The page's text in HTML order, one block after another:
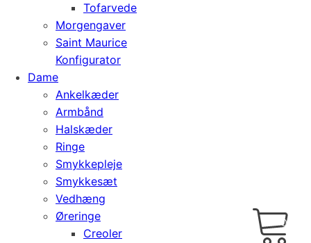
Tofarvede
Morgengaver
Saint Maurice
Konfigurator
Dame
Ankelkæder
Armbånd
Halskæder
Ringe
Smykkepleje
Smykkesæt
Vedhæng
Øreringe
Creoler
0,00